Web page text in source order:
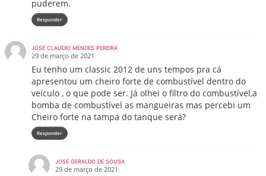
puderem.
Responder
JOSÉ CLAUDIO MENDES PEREIRA
29 de março de 2021
Eu tenho um classic 2012 de uns tempos pra cá
apresentou um cheiro forte de combustível dentro do
veículo , o que pode ser. Já olhei o filtro do combustível,a
bomba de combustível as mangueiras mas percebi um
Cheiro forte na tampa do tanque será?
Responder
JOSE GERALDO DE SOUSA
29 de março de 2021